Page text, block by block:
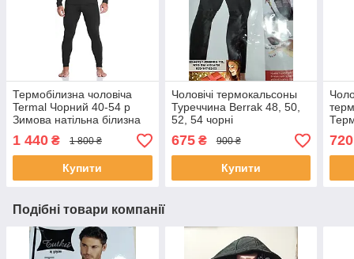
Термобілизна чоловіча
Termal Чорний 40-54 р
Зимова натільна білизна
Чоловічий термокомплект
з мікроначесом
1 440 ₴ 1 800 ₴
Купити
Чоловічі термокальсоны
Туреччина Berrak 48, 50,
52, 54 чорні
675₴ 900 ₴
Купити
50,
720
Подібні товари компанії